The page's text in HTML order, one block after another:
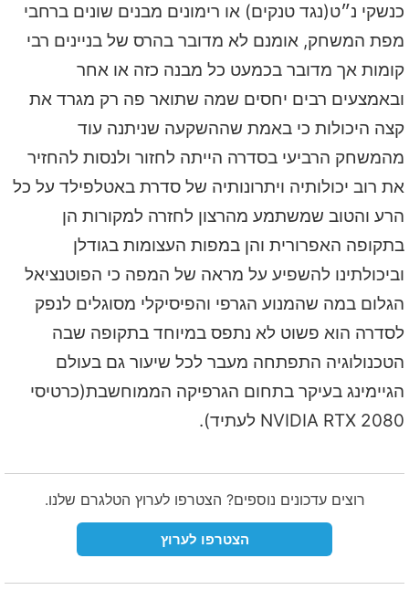
כנשקי נ״ט(נגד טנקים) או רימונים מבנים שונים ברחבי
מפת המשחק, אומנם לא מדובר בהרס של בניינים רבי
קומות אך מדובר בכמעט כל מבנה כזה או אחר
ובאמצעים רבים יחסים שמה שתואר פה רק מגרד את
קצה היכולות כי באמת שההשקעה שניתנה עוד
מהמשחק הרביעי בסדרה הייתה לחזור ולנסות להחזיר
את רוב יכולותיה ויתרונותיה של סדרת באטלפילד על כל
הרע והטוב שמשתמע מהרצון לחזרה למקורות הן
בתקופה האפרורית והן במפות העצומות בגודלן
וביכולתינו להשפיע על מראה של המפה כי הפוטנציאל
הגלום במה שהמנוע הגרפי והפיסיקלי מסוגלים לנפק
לסדרה הוא פשוט לא נתפס במיוחד בתקופה שבה
הטכנולוגיה התפתחה מעבר לכל שיעור גם בעולם
הגיימינג בעיקר בתחום הגרפיקה הממוחשבת(כרטיסי
NVIDIA RTX 2080 לעתיד).
רוצים עדכונים נוספים? הצטרפו לערוץ הטלגרם שלנו.
הצטרפו לערוץ